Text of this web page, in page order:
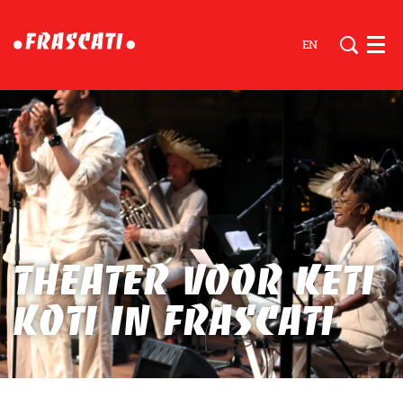
EN
Theater voor Keti
Koti in Frascati